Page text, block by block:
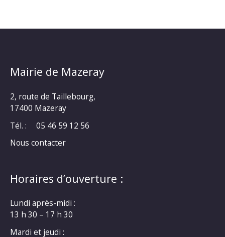
Mairie de Mazeray
2, route de Taillebourg,
17400 Mazeray
Tél. :
05 46 59 12 56
Nous contacter
Horaires d’ouverture :
Lundi après-midi :
13 h 30 – 17 h 30
Mardi et jeudi :